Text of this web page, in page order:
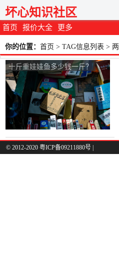
首页 报价大全 更多
坏心知识社区
你的位置： 首页 > TAG信息列表 >
十斤重娃娃鱼多少钱一斤？
© 2012-2020 粤ICP备09211880号 |